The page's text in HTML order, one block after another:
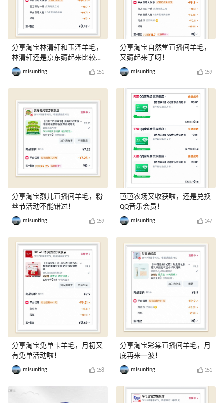
分享淘宝林清轩和玉泽羊毛，
林清轩还是京东薅起来比较
爽！misunting 151
分享淘宝烈儿直播间羊毛，粉
丝节活动不能错过！
misunting 159
分享淘宝免单卡羊毛，月初又
有免单活动啦！
misunting 158
分享淘宝自然堂直播间羊毛，
又薅起来了呀！
misunting 159
芭芭农场又收获啦，还是兑换
QQ音乐会员！
misunting 147
分享淘宝彩棠直播间羊毛，月
底再来一波！
misunting 151